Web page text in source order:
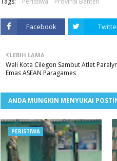
Facebook
LEBIH LAMA
Wali Kota Cilegon Sambut Atlet
Emas ASEAN Paragames
ANDA MUNGKIN MENYUKAI
PERISTIWA